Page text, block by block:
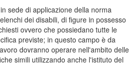
sede di applicazione della norma
dei disabili, di figure in possesso
ovvero che possiedano tutte le
previste; in questo campo è da
dovranno operare nell'ambito delle
simili utilizzando anche l'istituto del